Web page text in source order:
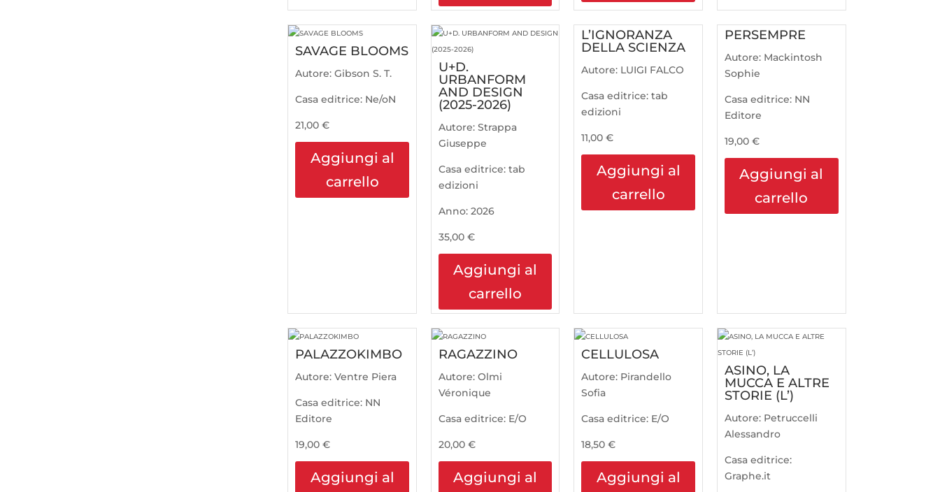
SAVAGE BLOOMS
Autore:Gibson S. T.
Casa editrice: Ne/oN
21,00€
Aggiungi al
carrello
U+D.
URBANFORM
AND DESIGN
(2025-2026)
Autore: Strappa
Giuseppe
Casa editrice: tab
edizioni
Anno: 2026
35,00 €
Aggiungi al
carrello
L’IGNORANZA
DELLA SCIENZA
Autore: LUIGI FALCO
Casa editrice:tab
edizioni
11,00€
Aggiungi al
carrello
PERSEMPRE
Autore: Mackintosh
Sophie
Casa editrice: NN
Editore
19,00 €
Aggiungi al
carrello
PALAZZOKIMBO
Autore:Ventre Piera
Casa editrice: NN
Editore
19,00€
Aggiungi al
RAGAZZINO
Autore: Olmi
Véronique
Casa editrice: E/O
20,00 €
Aggiungi al
CELLULOSA
Autore: Pirandello
Sofia
Casa editrice: E/O
18,50€
Aggiungi al
ASINO, LA
MUCCA E ALTRE
STORIE (L’)
Autore: Petruccelli
Alessandro
Casa editrice:
Graphe.it